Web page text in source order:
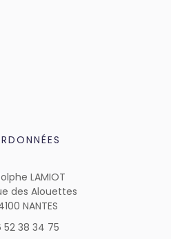
LAMIOT
des Alouettes
NANTES
52 38 34 75